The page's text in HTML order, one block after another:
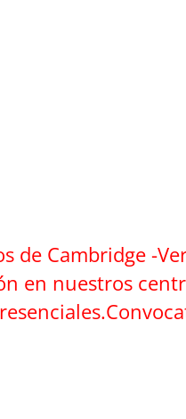
de Cambridge -
en nuestros